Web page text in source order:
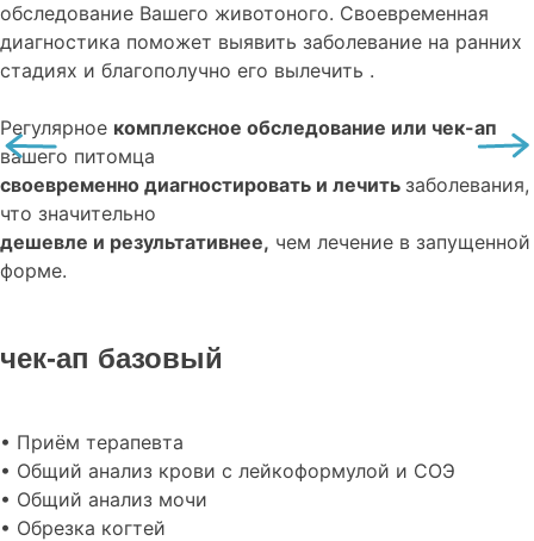
обследование Вашего животоного. Своевременная
диагностика поможет выявить заболевание на ранних
стадиях и благополучно его вылечить .
Регулярное комплексное обследование или чек-ап
вашего питомца
своевременно диагностировать и лечить заболевания,
что значительно
дешевле и результативнее, чем лечение в запущенной
форме.
чек-ап базовый
• Приём терапевта
• Общий анализ крови с лейкоформулой и СОЭ
• Общий анализ мочи
• Обрезка когтей